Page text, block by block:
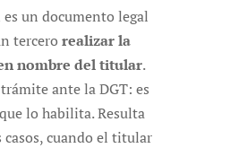
un documento legal
tercero realizar la
nombre del titular.
ante la DGT: es
lo habilita. Resulta
cuando el titular